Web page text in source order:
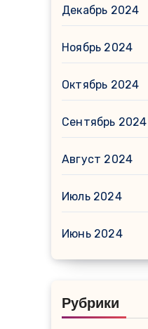
Декабрь 2024
Ноябрь 2024
Октябрь 2024
Сентябрь 2024
Август 2024
Июль 2024
Июнь 2024
Рубрики